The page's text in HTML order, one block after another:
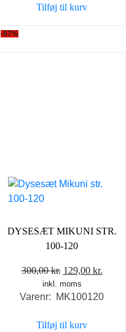
300,00 kr..
Tilføj til kurv
-57%
DYSESÆT MIKUNI STR.
100-120
300,00kr. Den
oprindelige
pris
300,00 kr..
129,00 kr.
pris
inkl. moms
Varenr: MK100120
Tilføj til kurv